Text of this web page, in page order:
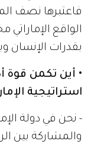
فاعتبرها نصف
الواقع الإماراتي
بقدرات الإنسان
• أين تكمن قوة
استراتيجية
- نحن في دولة
والمشاركة بين